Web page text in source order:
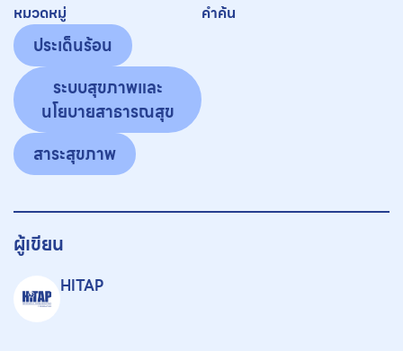
หมวดหมู่
ประเด็นร้อน
ระบบสุขภาพและ
นโยบายสาธารณสุข
สาระสุขภาพ
คำค้น
ผู้เขียน
HITAP